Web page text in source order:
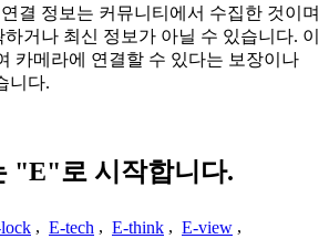
결 정보는 커뮤니티에서 수집한 것이며
거나 최신 정보가 아닐 수 있습니다. 이
카메라에 연결할 수 있다는 보장이나
니다.
"E"로 시작합니다.
, E-tech , E-think , E-view ,